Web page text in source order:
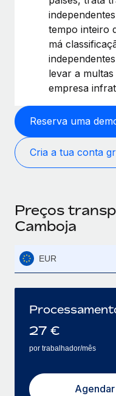
tempo inteiro
má
levar a
empresa
Reserva uma
Cria a tua conta
Preços
Camboja
EUR
27 €
por trabalhador/mês